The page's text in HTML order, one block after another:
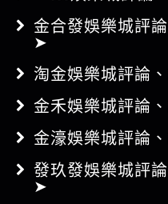
淘金娛樂城評論
金禾娛樂城評論
金濠娛樂城評論
發玖發娛樂城評
➤
Q8娛樂城評論、